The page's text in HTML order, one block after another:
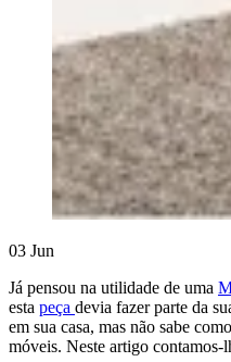
03 Jun
Já pensou na utilidade de uma
esta peça devia fazer parte da
em sua casa, mas não sabe
móveis. Neste artigo